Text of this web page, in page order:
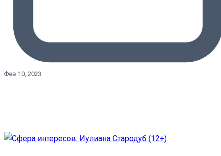
Фев 10, 2023